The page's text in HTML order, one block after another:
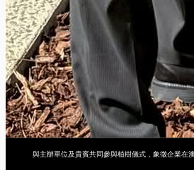
與主辦單位及貴賓共同參與植樹儀式，象徵企業在